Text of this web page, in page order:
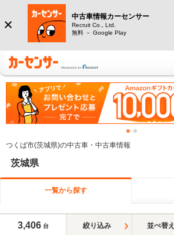
中古車情報カーセンサー
Recruit Co., Ltd.
無料 － Google Play
つくば市(茨城県)の中古車・中古車情報
茨城県
一覧から探す
3,406 台 絞り込み 並べ替え